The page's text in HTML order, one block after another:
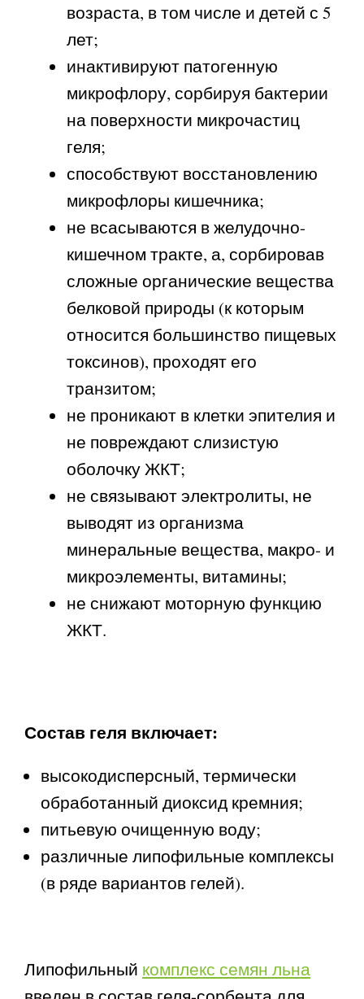
возраста, в том числе и детей с 5
лет;
инактивируют патогенную
микрофлору, сорбируя бактерии
на поверхности микрочастиц
геля;
способствуют восстановлению
микрофлоры кишечника;
не всасываются в желудочно-
кишечном тракте, а, сорбировав
сложные органические вещества
белковой природы (к которым
относится большинство пищевых
токсинов), проходят его
транзитом;
не проникают в клетки эпителия и
не повреждают слизистую
оболочку ЖКТ;
не связывают электролиты, не
выводят из организма
минеральные вещества, макро- и
микроэлементы, витамины;
не снижают моторную функцию
ЖКТ.
Состав геля включает:
высокодисперсный, термически
обработанный диоксид кремния;
питьевую очищенную воду;
различные липофильные комплексы
(в ряде вариантов гелей).
Липофильный комплекс семян льна